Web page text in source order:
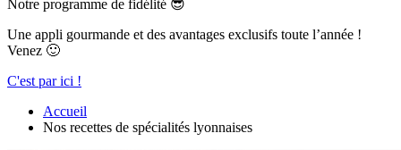
Notre programme de fidélité 😎
Une appli gourmande et des avantages exclusifs toute l’année !
Venez 🙂
C'est par ici !
Accueil
Nos recettes de spécialités lyonnaises